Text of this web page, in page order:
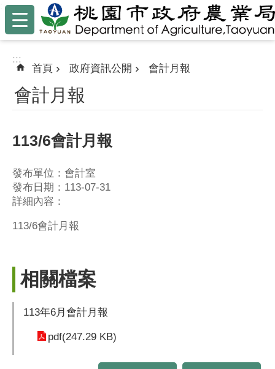
跳到主要內容區塊
:::
:::
首頁 政府資訊公開 會計月報
會計月報
113/6會計月報
發布單位：會計室
發布日期：113-07-31
詳細內容：
113/6會計月報
相關檔案
113年6月會計月報
pdf(247.29 KB)